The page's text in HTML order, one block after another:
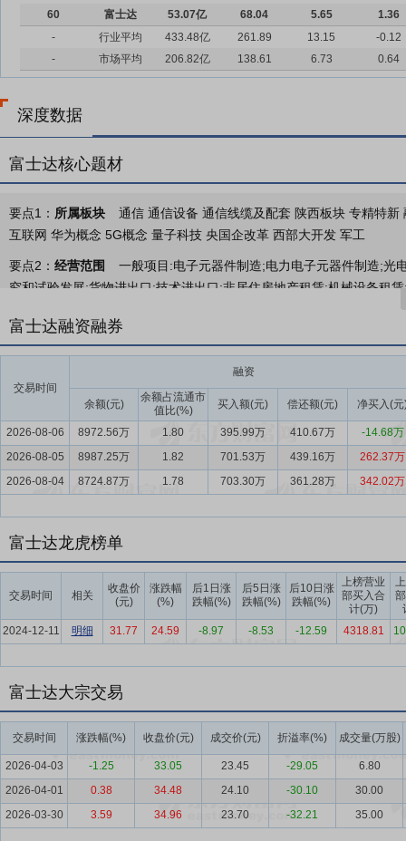
60
富士达 53.07亿 68.04 5.65
1.36
-
行业平均 433.48亿 261.89 13.15
-0.12
-
市场平均 206.82亿 138.61 6.73 0.64
深度数据
富士达核心题材
要点1： 所属板块
通信 通信设备 通信线缆及配套 陕西板块 专精特
互联网 华为概念 5G概念 量子科技 央国企改革 西部大开发 军工
要点2： 经营范围
一般项目:电子元器件制造;电力电子元器件制造;光
究和试验发展;货物进出口;技术进出口;非居住房地产租赁;机械设备租
定方面，公司积极参与国际、国家、行业及地方标准的制修订工作，
准、19项国家军用标准及3项行业标准。此外，公司及控股子公司有
要点4：射频同轴连接器及互连组件行业
2025年，射频同轴连接器
快速发展，整体呈现高频化、集成化、高可靠性和系统化的发展特征
7.1%，预计2026年将达1029亿美元。中商产业研究院发布的《
要点5： 丰富的射频连接器特别是微型连接器的生产技术经验
频连接器特别是微型连接器的生产技术经验,公司主要核心技术居国
制、修订13项,参与制、修订2项),其中13项已经发布;公司共制、修订
(其中:主导制、修订国家军用标准10项,参与制、修订国家军用标准11
行业标准3项(其中:参与修订1项,参与制定2项),均已发布。截止报告期
安全管理体系认证。公司是陕西省省级企业技术中心和西安市市级企
识产权示范企业”、“中国标准创新贡献奖”、“国家标准化良好行为
特新“小巨人”企业名录。
要点7：客户资源优势
公司产品的销售对象主要是通信行业,主要客
国航天科工集团等国内大型集团下属企业或科研院所等。公司核心技
配套企业,在关键元器件研制方面做出贡献。公司目前为航天五院认证
外太空探测等领域提供配套。随着公司研发能力和生产能力的提高,公
计算、轨道交通、计算机网络设备、医疗设备等市场领域。
富士达融资融券
交易时间
融资
余额(元)
余额占流通市
值比(%)
买入额(元) 偿还额(元) 净买入(元
2026-08-06 8972.56万 1.80 395.99万 410.67万
-14.68万
2026-08-05
8987.25万 1.82 701.53万 439.16万
262.37万
2026-08-04
8724.87万 1.78 703.30万 361.28万 342.02万
富士达龙虎榜单
交易时间 相关
收盘价
(元)
涨跌幅
(%)
后1日涨
跌幅(%)
后5日涨
跌幅(%)
后10日涨
跌幅(%)
上榜营业
部买入合
计(万)
2024-12-11
明细 31.77 24.59 -8.97 -8.53 -12.59 4318.81
富士达大宗交易
交易时间 涨跌幅(%) 收盘价(元) 成交价(元) 折溢率(%) 成交量(万股)
2026-04-03 -1.25 33.05 23.45 -29.05
6.80
2026-04-01
0.38 34.48 24.10 -30.10
30.00
2026-03-30
3.59 34.96 23.70 -32.21 35.00